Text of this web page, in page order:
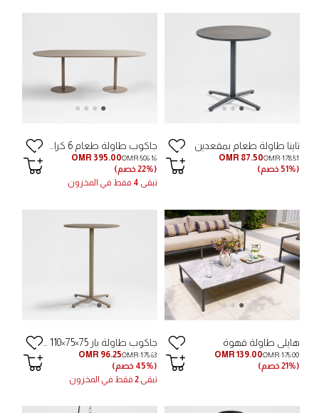
تاينا طاولة طعام بمقعدين
OMR 87.50OMR 178.51
(51% خصم)
جاكوب طاولة طعام 6 كراسي 220×100×75 سم - رمادي داكن
OMR 395.00OMR 506.16
(22% خصم)
تبقى 4 فقط في المخزون
هايلي طاولة قهوة
OMR 139.00OMR 175.00
(21% خصم)
جاكوب طاولة بار 75×75×110 سم - رمادي داكن
OMR 96.25OMR 175.63
(45% خصم)
تبقى 2فقط في المخزون